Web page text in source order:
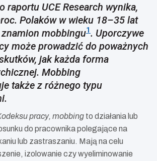
raportu UCE Research wynika,
Polaków w wieku 18–35 lat
mobbingu1. Uporczywe
może prowadzić do poważnych
jak każda forma
Mobbing
także z różnego typu
pracy, mobbing to działania lub
do pracownika polegające na
lub zastraszaniu. Mają na celu
izolowanie czy wyeliminowanie